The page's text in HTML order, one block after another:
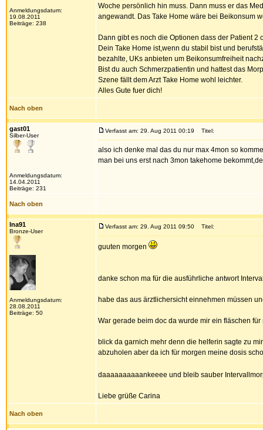
Anmeldungsdatum:
19.08.2011
Beiträge: 238
Woche persönlich hin muss. Dann muss er das
angewandt. Das Take Home wäre bei Beikonsum
Dann gibt es noch die Optionen dass der Patient
Dein Take Home ist,wenn du stabil bist und
bezahlte, UKs anbieten um Beikonsumfreiheit
Bist du auch Schmerzpatientin und hattest das
Szene fällt dem Arzt Take Home wohl leichter.
Alles Gute fuer dich!
Nach oben
gast01
Silber-User
Anmeldungsdatum:
14.04.2011
Beiträge: 231
Verfasst am: 29. Aug 2011 00:19 Titel:
also ich denke mal das du nur max 4mon so
man bei uns erst nach 3mon takehome
Nach oben
Ina91
Bronze-User
Anmeldungsdatum:
28.08.2011
Beiträge: 50
Verfasst am: 29. Aug 2011 09:50 Titel:
guuten morgen
danke schon ma für die ausführliche antwort
habe das aus ärztlichersicht einnehmen müssen
War gerade beim doc da wurde mir ein fläschen
blick da garnich mehr denn die helferin sagte zu
abzuholen aber da ich für morgen meine dosis
daaaaaaaaaankeeee und bleib sauber
Liebe grüße Carina
Nach oben